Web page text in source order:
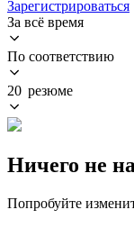
Зарегистрироваться
За всё время
По соответствию
20 резюме
Ничего не
Попробуйте